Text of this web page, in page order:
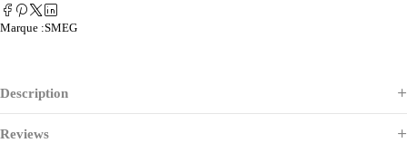
Marque :SMEG
Description
Reviews